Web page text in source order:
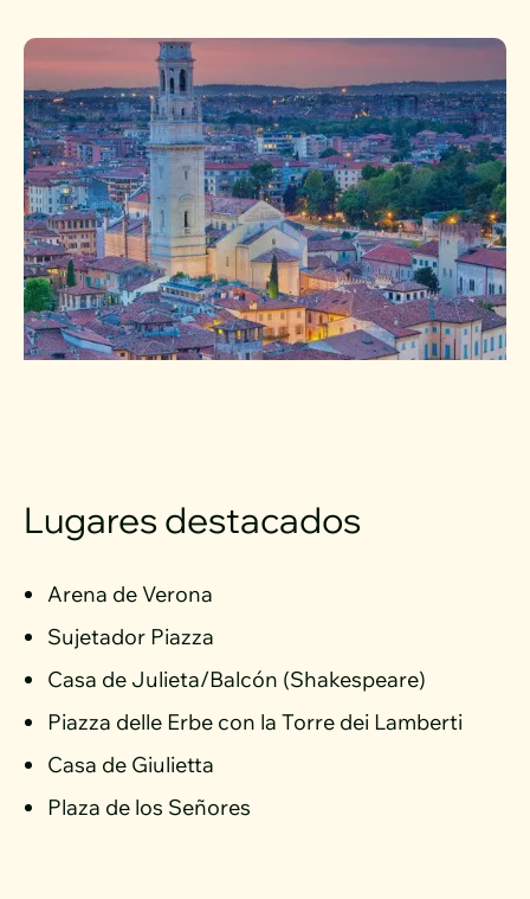
Lugares destacados
Arena de Verona
Sujetador Piazza
Casa de Julieta/Balcón (Shakespeare)
Piazza delle Erbe con la Torre dei Lamberti
Casa de Giulietta
Plaza de los Señores